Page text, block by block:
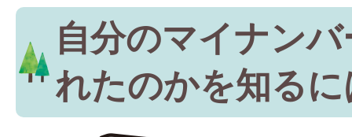
自分のマイナン
れたのかを知るに